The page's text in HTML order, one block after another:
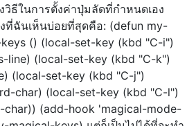
วิธีในการตั้งค่าปุ่มลัดที่กำหนดเอง
ที่ฉันเห็นบ่อยที่สุดคือ: (defun my-
() (local-set-key (kbd "C-i")
line) (local-set-key (kbd "C-k")
(local-set-key (kbd "C-j")
char) (local-set-key (kbd "C-l")
char)) (add-hook 'magical-mode-